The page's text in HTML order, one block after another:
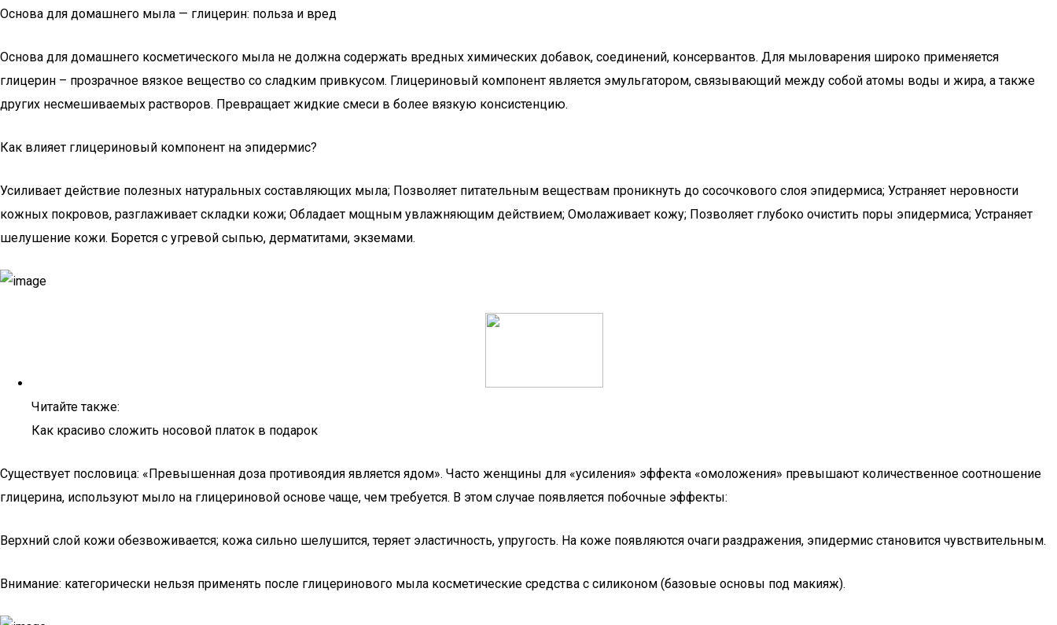
Основа для домашнего мыла — глицерин: польза и вред
Основа для домашнего косметического мыла не должна содержать вредных химических добавок, соединений, консервантов. Для мыловарения широко применяется
глицерин – прозрачное вязкое вещество со сладким привкусом. Глицериновый компонент является эмульгатором, связывающий между собой атомы воды и жира, а также
других несмешиваемых растворов. Превращает жидкие смеси в более вязкую консистенцию.
Как влияет глицериновый компонент на эпидермис?
Усиливает действие полезных натуральных составляющих мыла; Позволяет питательным веществам проникнуть до сосочкового слоя эпидермиса; Устраняет неровности
кожных покровов, разглаживает складки кожи; Обладает мощным увлажняющим действием; Омолаживает кожу; Позволяет глубоко очистить поры эпидермиса; Устраняет
шелушение кожи. Борется с угревой сыпью, дерматитами, экземами.
Читайте также:
Как красиво сложить носовой платок в подарок
Существует пословица: «Превышенная доза противоядия является ядом». Часто женщины для «усиления» эффекта «омоложения» превышают количественное соотношение
глицерина, используют мыло на глицериновой основе чаще, чем требуется. В этом случае появляется побочные эффекты:
Верхний слой кожи обезвоживается; кожа сильно шелушится, теряет эластичность, упругость. На коже появляются очаги раздражения, эпидермис становится чувствительным.
Внимание: категорически нельзя применять после глицеринового мыла косметические средства с силиконом (базовые основы под макияж).